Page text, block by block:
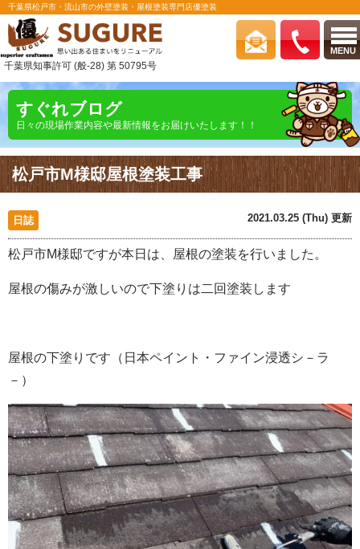
MENU
千葉県松戸市・流山市の外壁塗装・屋根塗装専門店優塗装
千葉県知事許可 (般-28) 第 50795号
すぐれブログ
日々の現場作業内容や最新情報をお届けいたします！！
松戸市M様邸屋根塗装工事
日誌 2021.03.25 (Thu) 更新
松戸市M様邸ですが本日は、屋根の塗装を行いました。
屋根の傷みが激しいので下塗りは二回塗装します
屋根の下塗りです（日本ペイント・ファイン浸透シ－ラ
－）